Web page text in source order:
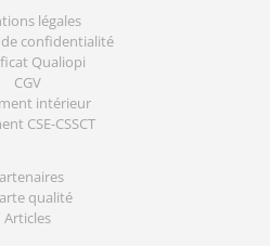
légales
confidentialité
Qualiopi
CGV
intérieur
CSE-CSSCT
qualité
Articles